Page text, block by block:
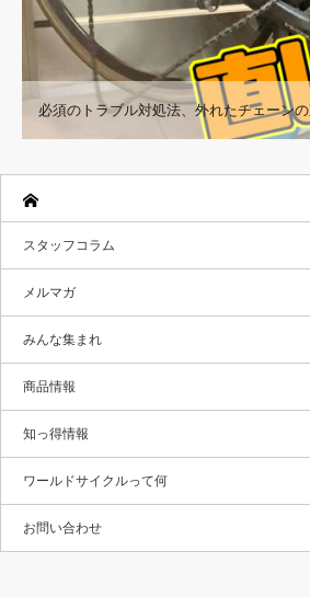
必須のトラブル対処法、外れたチェーン
スタッフコラム
メルマガ
みんな集まれ
商品情報
知っ得情報
ワールドサイクルって何
お問い合わせ